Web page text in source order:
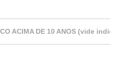
ACIMA DE 10 ANOS (vide